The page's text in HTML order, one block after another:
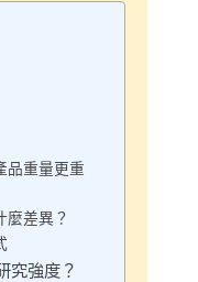
品重量更重
麼差異？
究強度？